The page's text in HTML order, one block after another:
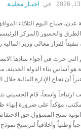
في اخبـار محليـة
والجسور (المركز
لقرار معالي وزير المالية رقم (11)
التي جرت في أجواء سادها
هو أساس بناء الدولة
أن نجاح الإدارة المالية
مؤكداً على ضرورة إنهاء
تمنح المسؤول حق
وطنياً وأخلاقياً لترسيخ